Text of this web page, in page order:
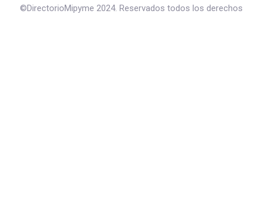
©DirectorioMipyme 2024. Reservados todos los derechos